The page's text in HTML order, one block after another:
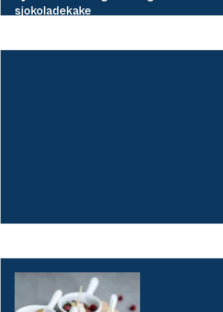
sjokoladekake
rikelig topping. Passer perfekt etter